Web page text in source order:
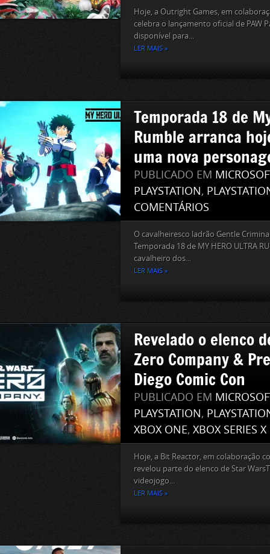
Hoje, a Outright Games, em
celebra o lançamento oficial de PAW
disponível para...
LER MAIS »
Temporada 18 de
Rumble arranca
uma nova
PUBLICADO EM
PLAYSTATION,
COMENTÁRIOS
O cavalheiresco ladrão Gentle
Temporada 18 de MY HERO ULTRA
cavalheiro dos...
LER MAIS »
Revelado o elenco
Zero Company &
Diego Comic Con
PUBLICADO EM
PLAYSTATION,
XBOX ONE, XBOX SERIES X
Hoje, a Bit Reactor, em colaboração
revelou parte do elenco de Star
videojogo...
LER MAIS »